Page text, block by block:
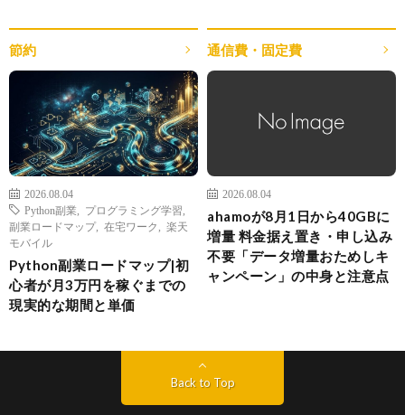
節約
2026.08.04
Python副業
プログラミング学習
副業ロードマップ, 在宅ワーク
楽天
モバイル
Python副業ロードマップ|初
心者が月3万円を稼ぐまでの
現実的な期間と単価
通信費・固定費
2026.08.04
ahamoが8月1日から40GBに
増量 料金据え置き・申し込み
不要「データ増量おためしキ
ャンペーン」の中身と注意点
Back to Top